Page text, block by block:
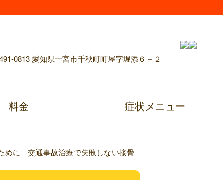
0813 愛知県一宮市千秋町町屋字堀添６－２
料金 症状メニュー
めに｜交通事故治療で失敗しない接骨